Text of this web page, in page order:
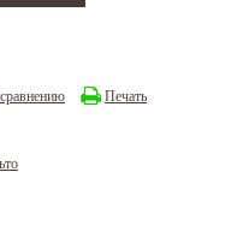
Печать